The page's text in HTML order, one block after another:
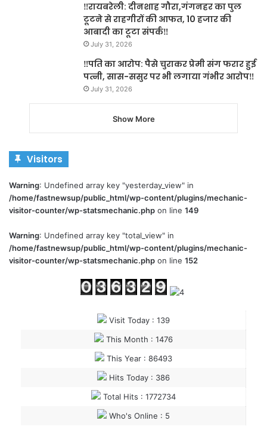
‼️रायबरेली: दीनशाह गौरा,गंगनहर का पुल
टूटने से राहगीरों की आफत, 10 हजार की
आबादी का टूटा संपर्क‼️
July 31, 2026
‼️पति का आरोप: पैसे चुराकर प्रेमी संग फरार हुई
पत्नी, सास-ससुर पर भी लगाया गंभीर आरोप‼️
July 31, 2026
Show More
Visitors
Warning: Undefined array key "yesterday_view" in
/home/fastnewsup/public_html/wp-content/plugins/mechanic-
visitor-counter/wp-statsmechanic.php on line 149
Warning: Undefined array key "total_view" in
/home/fastnewsup/public_html/wp-content/plugins/mechanic-
visitor-counter/wp-statsmechanic.php on line 152
Visit Today : 139
This Month : 1476
This Year : 86493
Hits Today : 386
Total Hits : 1772734
Who's Online : 5